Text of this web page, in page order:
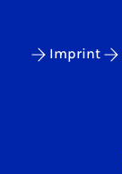
Imprint